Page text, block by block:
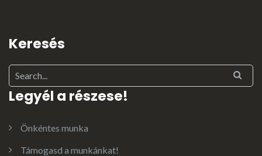
Keresés
Legyél a részese!
Önkéntes munka
Támogasd a munkánkat!